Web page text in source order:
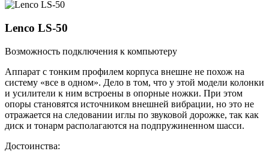
Lenco LS-50
Возможность подключения к компьютеру
Аппарат с тонким профилем корпуса внешне не похож на
систему «все в одном». Дело в том, что у этой модели колонки
и усилители к ним встроены в опорные ножки. При этом
опоры становятся источником внешней вибрации, но это не
отражается на следовании иглы по звуковой дорожке, так как
диск и тонарм располагаются на подпружиненном шасси.
Достоинства: